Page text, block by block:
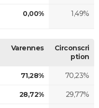
0,00% 1,49%
Varennes
Circonscri
ption
71,28% 70,23%
28,72% 29,77%